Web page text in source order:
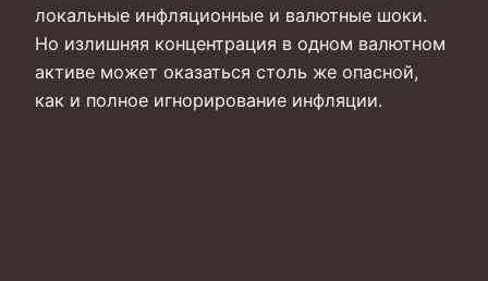
локальные инфляционные и валютные шоки.
Но излишняя концентрация в одном валютном
активе может оказаться столь же опасной,
как и полное игнорирование инфляции.